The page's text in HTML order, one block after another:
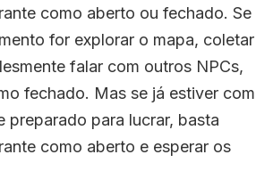
como aberto ou fechado. Se
for explorar o mapa, coletar
falar com outros NPCs,
fechado. Mas se já estiver com
preparado para lucrar, basta
como aberto e esperar os